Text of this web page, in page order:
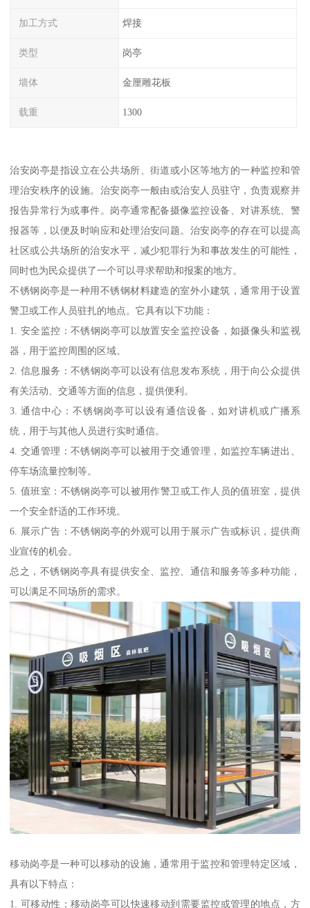
加工方式 焊接
类型 岗亭
墙体 金厘雕花板
载重 1300
治安岗亭是指设立在公共场所、街道或小区等地方的一种监控和管
理治安秩序的设施。治安岗亭一般由或治安人员驻守，负责观察并
报告异常行为或事件。岗亭通常配备摄像监控设备、对讲系统、警
报器等，以便及时响应和处理治安问题。治安岗亭的存在可以提高
社区或公共场所的治安水平，减少犯罪行为和事故发生的可能性，
同时也为民众提供了一个可以寻求帮助和报案的地方。
不锈钢岗亭是一种用不锈钢材料建造的室外小建筑，通常用于设置
警卫或工作人员驻扎的地点。它具有以下功能：
1. 安全监控：不锈钢岗亭可以放置安全监控设备，如摄像头和监视
器，用于监控周围的区域。
2. 信息服务：不锈钢岗亭可以设有信息发布系统，用于向公众提供
有关活动、交通等方面的信息，提供便利。
3. 通信中心：不锈钢岗亭可以设有通信设备，如对讲机或广播系
统，用于与其他人员进行实时通信。
4. 交通管理：不锈钢岗亭可以被用于交通管理，如监控车辆进出、
停车场流量控制等。
5. 值班室：不锈钢岗亭可以被用作警卫或工作人员的值班室，提供
一个安全舒适的工作环境。
6. 展示广告：不锈钢岗亭的外观可以用于展示广告或标识，提供商
业宣传的机会。
总之，不锈钢岗亭具有提供安全、监控、通信和服务等多种功能，
可以满足不同场所的需求。
移动岗亭是一种可以移动的设施，通常用于监控和管理特定区域，
具有以下特点：
1. 可移动性：移动岗亭可以快速移动到需要监控或管理的地点，方